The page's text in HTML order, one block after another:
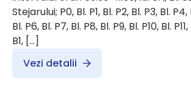
Stejarului; P0, Bl. P1, Bl. P2, Bl. P3, Bl.
Bl. P6, Bl. P7, Bl. P8, Bl. P9, Bl. P10, Bl. P11,
B1, […]
Vezi detalii